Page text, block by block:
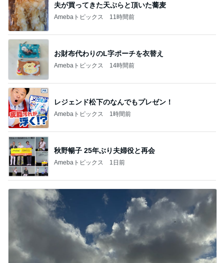
夫が買ってきた天ぷらと頂いた蕎麦
Amebaトピックス 11時間前
お財布代わりのL字ポーチを衣替え
Amebaトピックス 14時間前
レジェンド松下のなんでもプレゼン！
Amebaトピックス 1時間前
秋野暢子 25年ぶり夫婦役と再会
Amebaトピックス 1日前